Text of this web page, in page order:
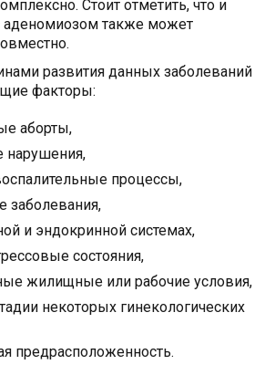
Стоит отметить, что и
также может
развития данных заболеваний
факторы:
аборты,
нарушения,
процессы,
заболевания,
и эндокринной системах,
состояния,
жилищные или рабочие условия,
некоторых гинекологических
предрасположенность.